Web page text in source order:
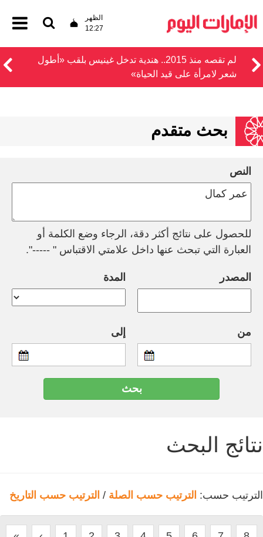
الظهر
12:27
لم تقصه منذ 2015.. هندية تدخل غينيس بلقب «أطول
شعر لامرأة على قيد الحياة»
بحث متقدم
النص
للحصول على نتائج أكثر دقة، الرجاء وضع الكلمة أو
العبارة التي تبحث عنها داخل علامتي الاقتباس " -----".
المصدر المدة
من إلى
نتائج البحث
الترتيب حسب: الترتيب حسب الصلة / الترتيب حسب التاريخ